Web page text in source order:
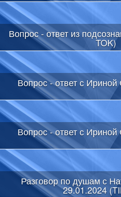
Вопрос - ответ из
TOK)
Вопрос - ответ с Ириной
Вопрос - ответ с Ириной
Разговор по душам с
29.01.2024